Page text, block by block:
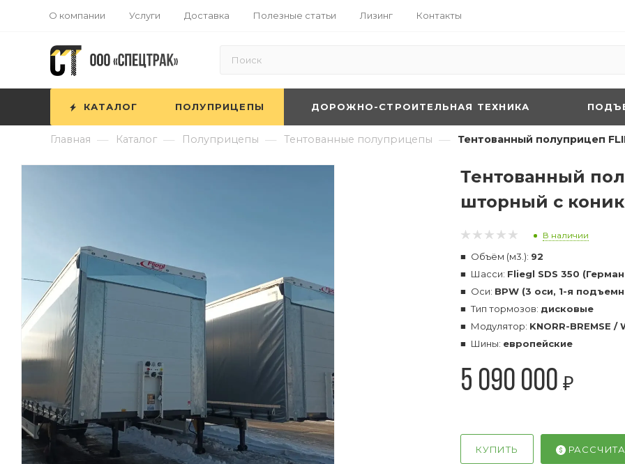
О компании Услуги Доставка Полезные статьи Лизинг Контакты
КАТАЛОГ ПОЛУПРИЦЕПЫ ДОРОЖНО-СТРОИТЕЛЬНАЯ ТЕХНИКА
Главная — Каталог — Полуприцепы — Тентованные полуприцепы — Тентованный полуприцеп
Тентованный
шторный с
В наличии
Объём (м3.): 92
Шасси: Fliegl SDS 350
Оси: BPW (3 оси, 1-я
Тип тормозов: дисковые
Модулятор: KNORR-BREMSE /
Шины: европейские
5 090 000 ₽
КУПИТЬ